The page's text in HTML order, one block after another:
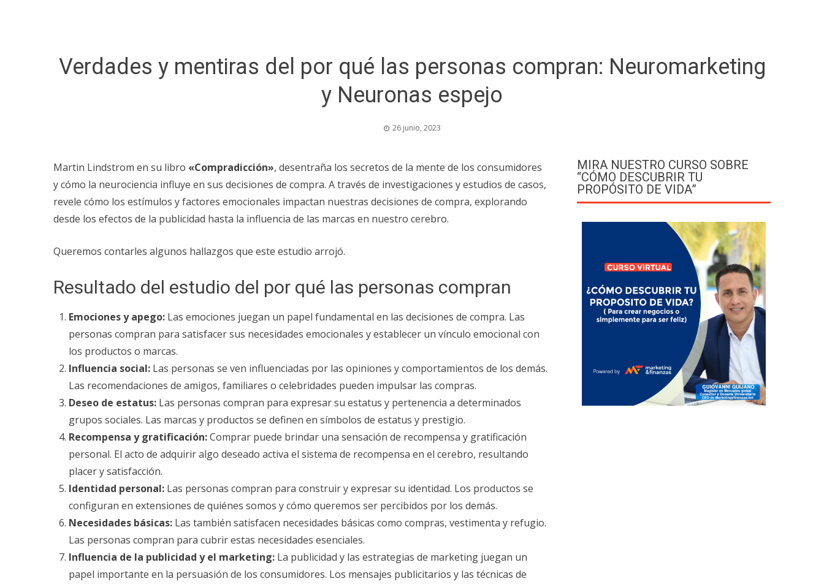
Verdades y mentiras del por qué las personas compran: Neuromarketing
y Neuronas espejo
26 junio, 2023
Martin Lindstrom en su libro «Compradicción», desentraña los secretos de la mente de los consumidores
y cómo la neurociencia influye en sus decisiones de compra. A través de investigaciones y estudios de casos,
revele cómo los estímulos y factores emocionales impactan nuestras decisiones de compra, explorando
desde los efectos de la publicidad hasta la influencia de las marcas en nuestro cerebro.
Queremos contarles algunos hallazgos que este estudio arrojó.
Resultado del estudio del por qué las personas compran
Emociones y apego: Las emociones juegan un papel fundamental en las decisiones de compra. Las
personas compran para satisfacer sus necesidades emocionales y establecer un vínculo emocional con
los productos o marcas.
Influencia social: Las personas se ven influenciadas por las opiniones y comportamientos de los demás.
Las recomendaciones de amigos, familiares o celebridades pueden impulsar las compras.
Deseo de estatus: Las personas compran para expresar su estatus y pertenencia a determinados
grupos sociales. Las marcas y productos se definen en símbolos de estatus y prestigio.
Recompensa y gratificación:Comprar puede brindar una sensación de recompensa y gratificación
personal. El acto de adquirir algo deseado activa el sistema de recompensa en el cerebro, resultando
placer y satisfacción.
Identidad personal: Las personas compran para construir y expresar su identidad. Los productos se
configuran en extensiones de quiénes somos y cómo queremos ser percibidos por los demás.
Necesidades básicas: Las también satisfacen necesidades básicas como compras, vestimenta y refugio.
Las personas compran para cubrir estas necesidades esenciales.
Influencia de la publicidad y el marketing: La publicidad y las estrategias de marketing juegan un
papel importante en la persuasión de los consumidores. Los mensajes publicitarios y las técnicas de
MIRA NUESTRO CURSO SOBRE
“CÓMO DESCUBRIR TU
PROPÓSITO DE VIDA”